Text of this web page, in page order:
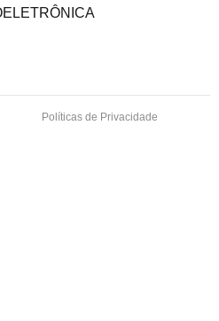
Políticas de Privacidade